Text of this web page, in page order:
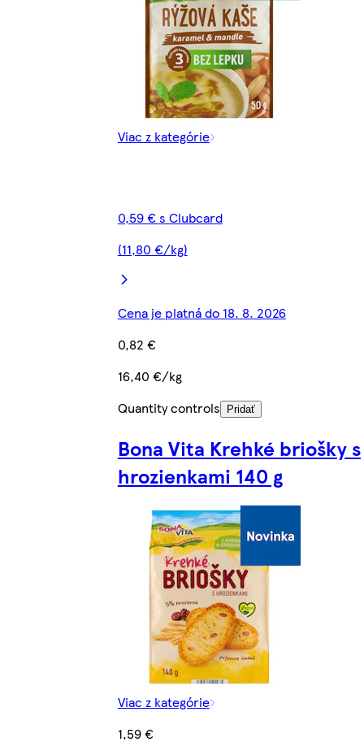
Viac z kategórie
0,59 € s Clubcard
(11,80 €/kg)
Cena je platná do 18. 8. 2026
0,82 €
16,40 €/kg
Quantity controls
Pridať
Bona Vita Krehké briošky s
hrozienkami 140 g
Viac z kategórie
1,59 €